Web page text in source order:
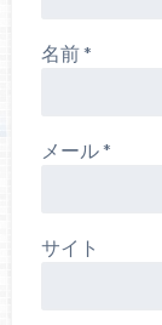
名前*
メール*
サイト